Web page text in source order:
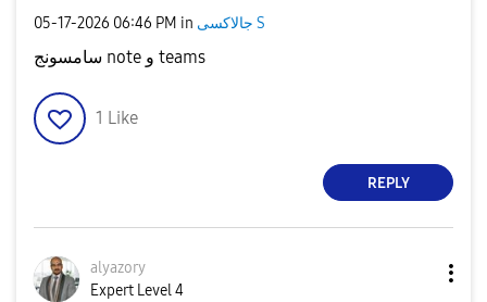
‎05-17-2026 06:46 PM in جالاكسى S
سامسونج note و teams
1 Like
REPLY
alyazory
Expert Level 4